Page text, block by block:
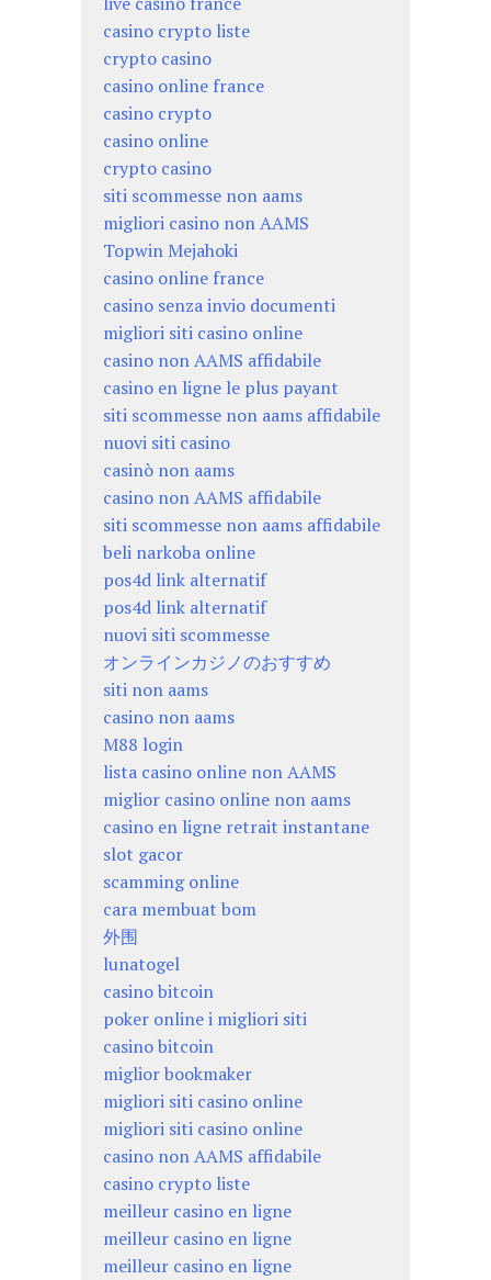
casino crypto liste
crypto casino
casino online france
casino crypto
casino online
crypto casino
siti scommesse non aams
migliori casino non AAMS
Topwin Mejahoki
casino online france
casino senza invio documenti
migliori siti casino online
casino non AAMS affidabile
casino en ligne le plus payant
siti scommesse non aams affidabile
nuovi siti casino
casinò non aams
casino non AAMS affidabile
siti scommesse non aams affidabile
beli narkoba online
pos4d link alternatif
pos4d link alternatif
nuovi siti scommesse
オンラインカジノのおすすめ
siti non aams
casino non aams
M88 login
lista casino online non AAMS
miglior casino online non aams
casino en ligne retrait instantane
slot gacor
scamming online
cara membuat bom
外围
lunatogel
casino bitcoin
poker online i migliori siti
casino bitcoin
miglior bookmaker
migliori siti casino online
migliori siti casino online
casino non AAMS affidabile
casino crypto liste
meilleur casino en ligne
meilleur casino en ligne
meilleur casino en ligne